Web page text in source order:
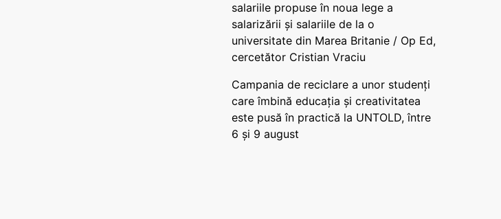
salariile propuse în noua lege a
salarizării și salariile de la o
universitate din Marea Britanie / Op Ed,
cercetător Cristian Vraciu
Campania de reciclare a unor studenți
care îmbină educația și creativitatea
este pusă în practică la UNTOLD, între
6 și 9 august